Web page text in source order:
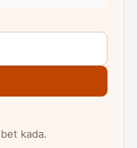
kada.